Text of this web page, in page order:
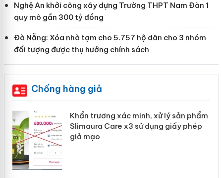
Nghệ An khởi công xây dựng Trường THPT Nam Đàn 1
quy mô gần 300 tỷ đồng
Đà Nẵng: Xóa nhà tạm cho 5.757 hộ dân cho 3 nhóm
đối tượng được thụ hưởng chính sách
Chống hàng giả
Khẩn trương xác minh, xử lý sản phẩm
Slimaura Care x3 sử dụng giấy phép
giả mạo